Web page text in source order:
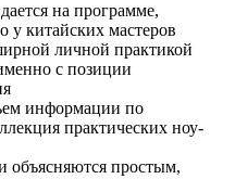
на программе,
у китайских мастеров
личной практикой
с позиции
информации по
практических ноу-
объясняются простым,